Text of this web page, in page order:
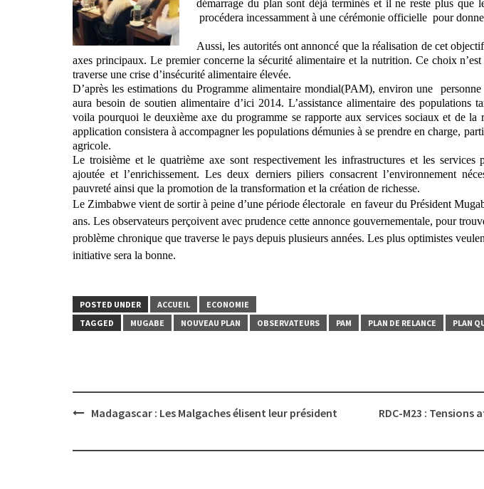
démarrage du plan sont déjà terminés et il ne reste plus que
procédera incessamment à une cérémonie officielle pour
Aussi, les autorités ont annoncé que la réalisation de cet
axes principaux. Le premier concerne la sécurité alimentaire et la nutrition. Ce choix
traverse une crise d’insécurité alimentaire élevée.
D’après les estimations du Programme alimentaire mondial(PAM), environ une
aura besoin de soutien alimentaire d’ici 2014. L’assistance alimentaire des populations
voila pourquoi le deuxième axe du programme se rapporte aux services sociaux et de la
application consistera à accompagner les populations démunies à se prendre en charge,
agricole.
Le troisième et le quatrième axe sont respectivement les infrastructures et les
ajoutée et l’enrichissement. Les deux derniers piliers consacrent l’environnement
pauvreté ainsi que la promotion de la transformation et la création de richesse.
Le Zimbabwe vient de sortir à peine d’une période électorale en faveur du Président
ans. Les observateurs perçoivent avec prudence cette annonce gouvernementale, pour
problème chronique que traverse le pays depuis plusieurs années. Les plus optimistes
initiative sera la bonne.
POSTED UNDER ACCUEIL
ECONOMIE
TAGGED
MUGABE NOUVEAU PLAN OBSERVATEURS PAM PLAN DE RELANCE PLAN
PostMadagascar : Les Malgaches élisent leur président
RDC-M23 :